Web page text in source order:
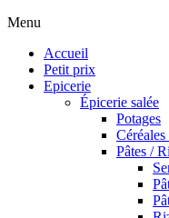
Menu
Accueil
Petit prix
Epicerie
Épicerie salée
Potages
Pâtes /